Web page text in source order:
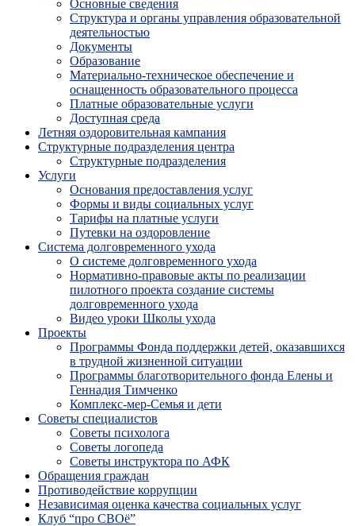
Основные сведения
Структура и органы управления образовательной
деятельностью
Документы
Образование
Материально-техническое обеспечение и
оснащенность образовательного процесса
Платные образовательные услуги
Доступная среда
Летняя оздоровительная кампания
Структурные подразделения центра
Структурные подразделения
Услуги
Основания предоставления услуг
Формы и виды социальных услуг
Тарифы на платные услуги
Путевки на оздоровление
Система долговременного ухода
О системе долговременного ухода
Нормативно-правовые акты по реализации
пилотного проекта создание системы
долговременного ухода
Видео уроки Школы ухода
Проекты
Программы Фонда поддержки детей, оказавшихся
в трудной жизненной ситуации
Программы благотворительного фонда Елены и
Геннадия Тимченко
Комплекс-мер-Семья и дети
Советы специалистов
Советы психолога
Советы логопеда
Советы инструктора по АФК
Обращения граждан
Противодействие коррупции
Независимая оценка качества социальных услуг
Клуб “про СВОё”